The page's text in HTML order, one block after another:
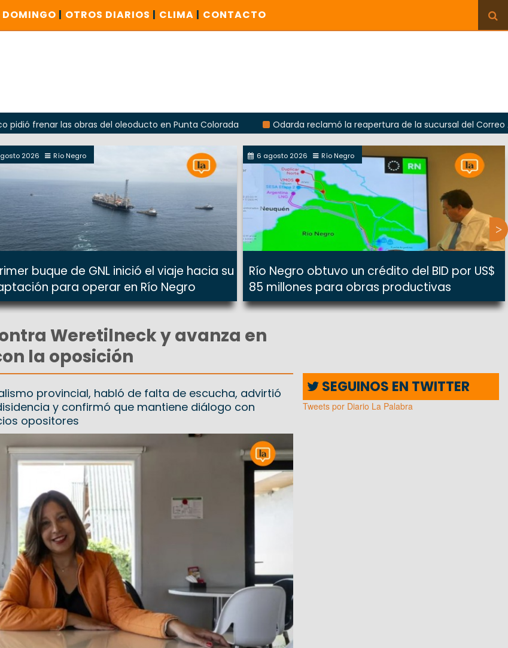
DOMINGO | OTROS DIARIOS | CLIMA | CONTACTO
las obras del oleoducto en Punta Colorada
Odarda reclamó la reapertura de la sucursal del Correo Argentino
2026 Río Negro
buque de GNL inició el viaje hacia su
para operar en Río Negro
6 agosto 2026 Río Negro
Río Negro obtuvo un crédito del BID por US$
85 millones para obras productivas
Weretilneck y avanza en
la oposición
provincial, habló de falta de escucha, advirtió
y confirmó que mantiene diálogo con
opositores
SEGUINOS EN TWITTER
Tweets por Diario La Palabra